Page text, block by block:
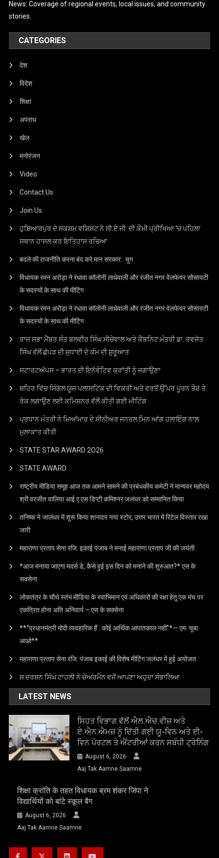
News: Coverage of regional events, local issues, and community
stories.
CATEGORIES
देश
विदेश
शिक्षा
अपराध
खेल
मनोरंजन
Video
Contact Us
Join Us
ਹੁਸ਼ਿਆਰਪੁਰ ਦੇ ਸਕਸ਼ਮ ਵਸ਼ਿਸ਼ਟ ਨੇ ਸੀ.ਏ.ਜੀ. ਦੀ ਕੌਮੀ ਪ੍ਰੀਖਿਆ ‘ਚ ਪਹਿਲਾ
ਸਥਾਨ ਹਾਸਲ ਕਰ ਇਤਿਹਾਸ ਰਚਿਆ
बदले की राजनीति करना बंद करे मान सरकार : चुग
विधायक रमन अरोड़ा ने रंधावा कॉलोनी लाधेवाली और रंजीत नगर वेलफेयर सोसायटी
के सदस्यों के साथ की मीटिंग
विधायक रमन अरोड़ा ने रंधावा कॉलोनी लाधेवाली और रंजीत नगर वेलफेयर सोसायटी
के सदस्यों के साथ की मीटिंग
ਰਾਜ ਸਭਾ ਮੈਂਬਰ ਸੰਤ ਬਲਵੀਰ ਸਿੰਘ ਸੀਚੇਵਾਲ ਅਤੇ ਕੈਬਨਿਟ ਮੰਤਰੀ ਡਾ. ਰਵਜੋਤ
ਸਿੰਘ ਵੱਲੋਂ ਛੱਪੜ ਦੀ ਸੁਧਾਈ ਦੇ ਕੰਮ ਦੀ ਸ਼ੁਰੂਆਤ
ਸਟਾਰਟਅੱਪਸ – ਭਾਰਤ ਦੀ ਇਨੋਵੇਟਿਵ ਕ੍ਰਾਂਤੀ ਨੂੰ ਜਗਾਉਣਾ
ਸ਼ਹਿਰ ਵਿੱਚ ਸਿੰਗਲ ਯੂਜ ਪਲਾਸਟਿਕ ਦੀ ਵਿਕਰੀ ਅਤੇ ਵਰਤੋਂ ਉੱਪਰ ਪੂਰਨ ਤੌਰ ਤੇ
ਰੋਕ ਲਗਾਉਣ ਲਈ ਕਮਿਸ਼ਨਰ ਵੱਲੋਂ ਕੀਤੀ ਗਈ ਮੀਟਿੰਗ
ਪ੍ਰਧਾਨ ਮੰਤਰੀ ਨੇ ਮਿਆਂਮਾਰ ਦੇ ਸੀਨੀਅਰ ਜਨਰਲ ਮਿਨ ਆਂਗ ਹਲਾਇੰਗ ਨਾਲ
ਮੁਲਾਕਾਤ ਕੀਤੀ
STATE STAR AWARD 2O26
STATE AWARD
राष्ट्रीय मीडिया समूह आज तक आमने सामने की प्रबंधकीय कमेटी ने मान्यवर महोदय
श्री वरजीत वालिया आई ए एस डिप्टी कमिश्नर जलंधर को सम्मानित किया
तनिष्क ने जालंधर में शुरू किया शानदार नया स्टोर, उत्तर भारत में रिटेल विस्तार रखा
जारी
महाराणा प्रताप सेना रजि: इकाई पंजाब ने मनाई महाराणा प्रताप जी की जयंती
*आज मनाया जाएगा मदर्स डे, कैसे हुई इस दिन को मनाने की शुरुआत?* एस के
सक्सेना
लोकतंत्र के चौथे स्तंभ मीडिया के स्वाभिमान एवं अधिकारों की रक्षा हेतु एक मंच पर
एकत्रित होना अति अनिवार्य – एस के सक्सेना
**“प्रधानमंत्री मोदी व्यवहारिक हैं : कोई आर्थिक आपातकाल नहीं”*— एम. चूबा
आओ**
महाराणा प्रताप सेना रजि: पंजाब इकाई की विशेष मीटिंग जलंधर में हुई अयोजत
ਸ ਦਰਸ਼ਨ ਸਿੰਘ ਟਾਹਲੀ ਨੇ ਚੇਅਰਮੈਨ ਵਜੋਂ ਆਪਣਾ ਅਹੁਦਾ ਸੰਭਾਲਿਆ
LATEST NEWS
ਸਿਹਤ ਵਿਭਾਗ ਵੱਲੋਂ ਐਲ.ਐਚ.ਵੀਜ਼ ਅਤੇ
ਏ.ਐਨ.ਐਮਜ਼ ਨੂੰ ਦਿੱਤੀ ਗਈ ਯੂ-ਵਿਨ ਅਤੇ ਈ-
ਵਿਨ ਪੋਰਟਲ ਤੇ ਐਂਟਰੀਆਂ ਕਰਨ ਸਬੰਧੀ ਟ੍ਰੇਨਿੰਗ
August 6, 2026
Aaj Tak Aamne Saamne
शिक्षा क्रांति के तहत विधायक ब्रम शंकर जिंपा ने
विद्यार्थियों को बांटे स्कूल बैग
August 6, 2026
Aaj Tak Aamne Saamne